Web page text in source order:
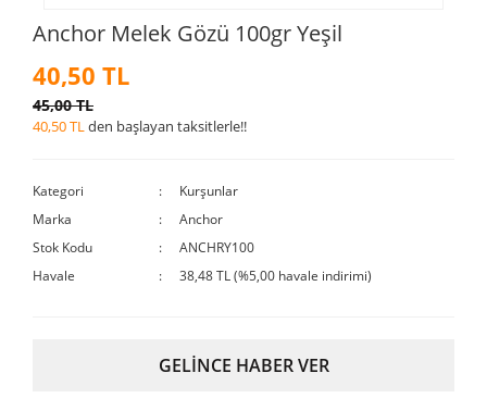
Anchor Melek Gözü 100gr Yeşil
40,50 TL
45,00 TL
40,50 TLden başlayan taksitlerle!!
Kategori
Kurşunlar
Marka
Anchor
Stok Kodu
ANCHRY100
Havale
38,48 TL (%5,00 havale indirimi)
GELİNCE HABER VER